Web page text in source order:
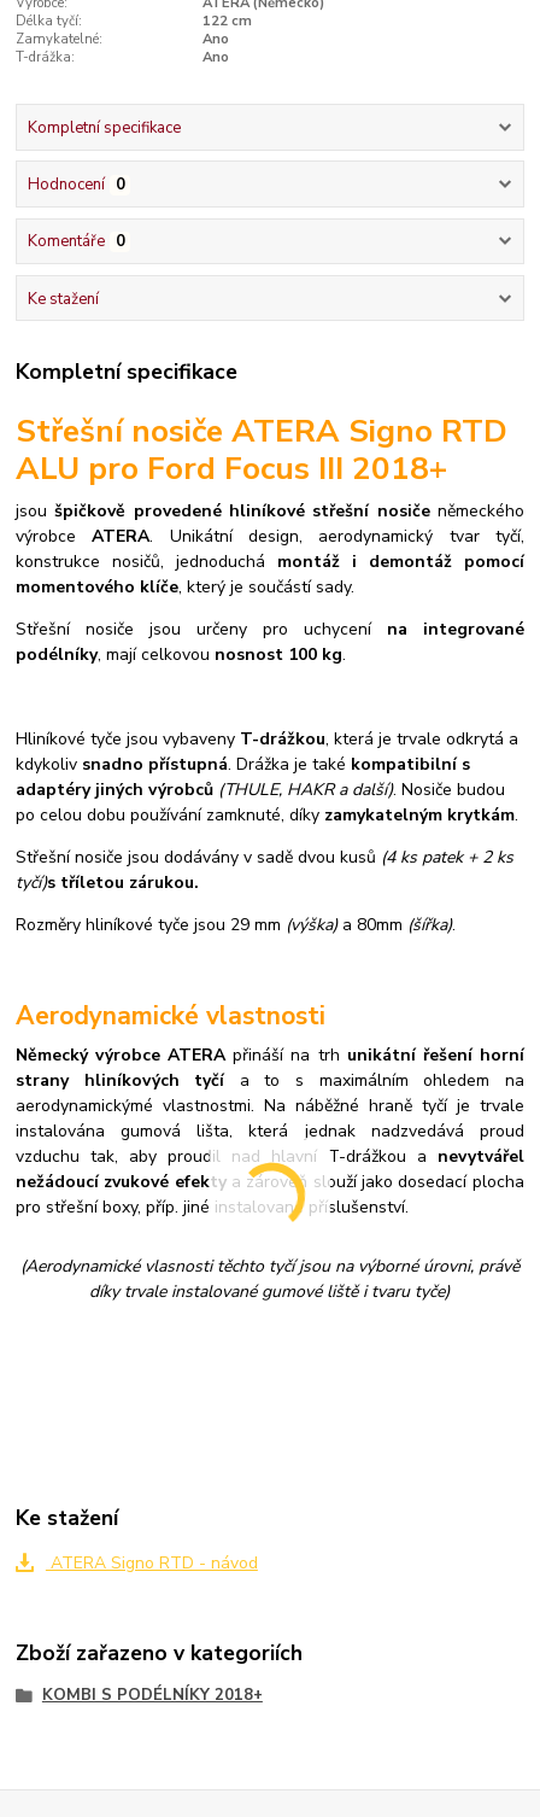
Délka tyčí:
122 cm
Zamykatelné:
Ano
T-drážka:
Ano
Kompletní specifikace
Hodnocení 0
Komentáře 0
Ke stažení
Kompletní specifikace
Střešní nosiče ATERA Signo RTD
ALU pro Ford Focus III 2018+
jsoušpičkově provedené hliníkové střešní nosičeněmeckého
výrobceATERA. Unikátní design, aerodynamický tvar tyčí,
konstrukce nosičů, jednoduchá montáž i demontáž pomocí
momentového klíče, který je součástí sady.
Střešní nosiče jsou určeny pro uchycení na integrované
podélníky, mají celkovou nosnost 100 kg.
Hliníkové tyče jsou vybaveny T-drážkou, která je trvale odkrytá a
kdykoliv snadno přístupná. Drážka je také kompatibilní s
adaptéry jiných výrobců (THULE, HAKR a další). Nosiče budou
po celou dobu používání zamknuté, díky zamykatelným krytkám.
Střešní nosiče jsou dodávány v sadě dvou kusů (4 ks patek + 2 ks
tyčí)s tříletou zárukou.
Rozměry hliníkové tyče jsou 29 mm (výška)a 80mm (šířka).
Aerodynamické vlastnosti
Německý výrobce ATERApřináší na trh unikátní řešení horní
strany hliníkových tyčí a to s maximálním ohledem na
aerodynamickýmé vlastnostmi. Na náběžné hraně tyčí je trvale
instalována gumová lišta, která jednak nadzvedává proud
vzduchu tak, aby proudil nad hlavní T-drážkou a nevytvářel
nežádoucí zvukové efektya zároveň slouží jako dosedací plocha
pro střešní boxy, příp. jiné instalované příslušenství.
(Aerodynamické vlasnosti těchto tyčí jsou na výborné úrovni, právě
díky trvale instalované gumové liště i tvaru tyče)
Ke stažení
ATERA Signo RTD - návod
Zboží zařazeno v kategoriích
KOMBI S PODÉLNÍKY 2018+